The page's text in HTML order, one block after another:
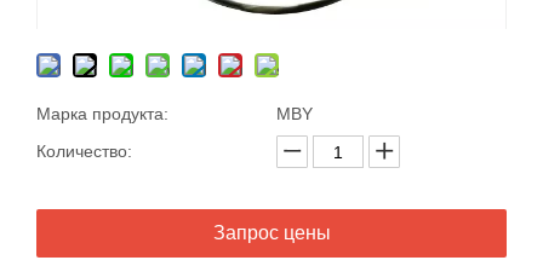
Марка продукта:
MBY
Количество:
Запрос цены